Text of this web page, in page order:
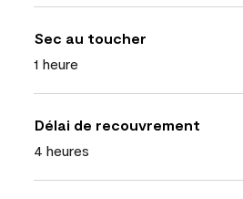
Sec au toucher
1 heure
Délai de recouvrement
4 heures